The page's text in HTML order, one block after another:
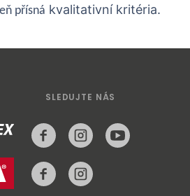
přísná kvalitativní kritéria.
SLEDUJTE NÁS